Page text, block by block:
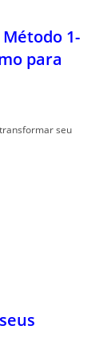
1-
para
seu